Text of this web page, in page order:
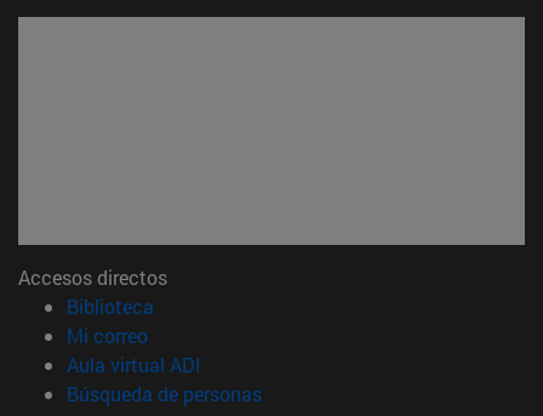
Accesos directos
Biblioteca
Mi correo(abre en nueva ventana)
Aula virtual ADI
Búsqueda de personas(abre en nueva ventana)